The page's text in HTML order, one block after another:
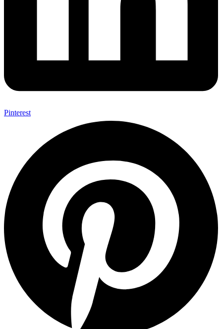
Pinterest